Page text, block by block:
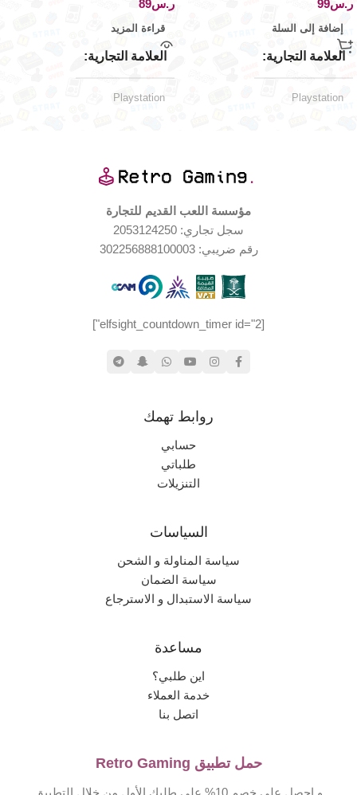
ر.س
إضافة إلى السلة
العلامة التجارية
Playstation
جديد – مع ضرر في الصندوق
اليابان
ر.س
قراءة المزيد
العلامة التجارية
Playstation
نادر
حالة العلبة
حالة المنتج
مستخدم بحالة جيدة جدا
مؤسسة اللعب القديم للتجارة
سجل تجاري: 2053124250
رقم ضريبي: 302256888100003
[elfsight_countdown_timer id="2"]
روابط تهمك
حسابي
طلباتي
التنزيلات
السياسات
سياسة المناولة و الشحن
سياسة الضمان
سياسة الاستبدال و الاسترجاع
مساعدة
اين طلبي؟
خدمة العملاء
اتصل بنا
حمل تطبيق Retro Gaming